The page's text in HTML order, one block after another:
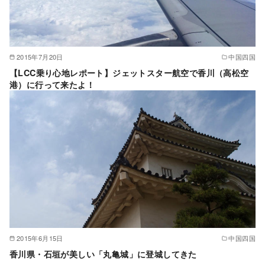
2015年7月20日 中国四国
【LCC乗り心地レポート】ジェットスター航空で香川（高松空
港）に行って来たよ！
2015年6月15日 中国四国
香川県・石垣が美しい「丸亀城」に登城してきた